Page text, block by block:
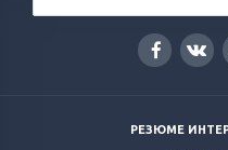
РЕЗЮМЕ